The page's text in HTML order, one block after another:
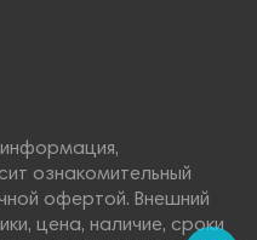
информация,
ознакомительный
офертой. Внешний
цена, наличие, сроки